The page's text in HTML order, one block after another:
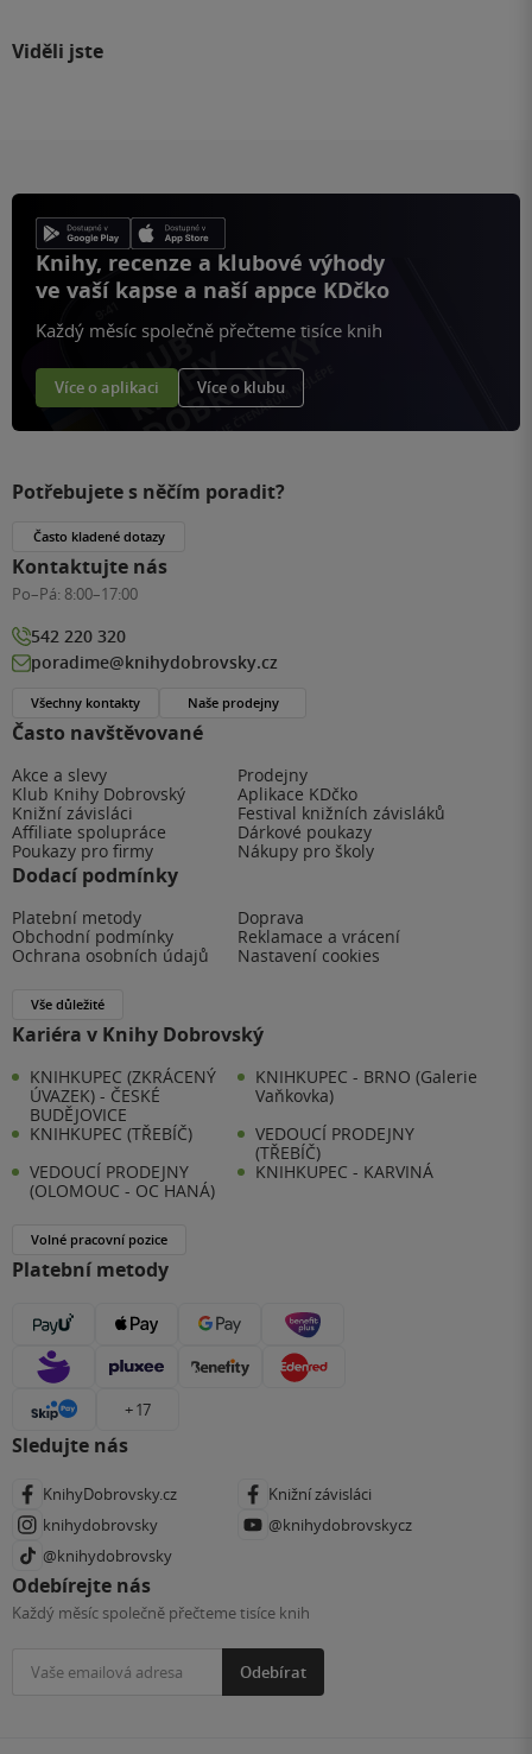
Viděli jste
Knihy, recenze a klubové výhody
ve vaší kapse a naší appce KDčko
Každý měsíc společně přečteme tisíce knih
Více o aplikaci Více o klubu
Často navštěvované
Akce a slevy
Prodejny
Klub Knihy Dobrovský
Aplikace KDčko
Knižní závisláci
Festival knižních závisláků
Affiliate spolupráce
Dárkové poukazy
Poukazy pro firmy
Nákupy pro školy
Dodací podmínky
Platební metody
Doprava
Obchodní podmínky
Reklamace a vrácení
Ochrana osobních údajů
Nastavení cookies
Vše důležité
Kariéra v Knihy Dobrovský
KNIHKUPEC (ZKRÁCENÝ
ÚVAZEK) - ČESKÉ
BUDĚJOVICE
KNIHKUPEC - BRNO (Galerie
Vaňkovka)
KNIHKUPEC (TŘEBÍČ)
VEDOUCÍ PRODEJNY
(TŘEBÍČ)
VEDOUCÍ PRODEJNY
(OLOMOUC - OC HANÁ)
KNIHKUPEC - KARVINÁ
Volné pracovní pozice
Platební metody
+ 17
Sledujte nás
KnihyDobrovsky.cz
Knižní závisláci
knihydobrovsky
@knihydobrovskycz
@knihydobrovsky
Odebírejte nás
Každý měsíc společně přečteme tisíce knih
Odebírat
Potřebujete s něčím poradit?
Často kladené dotazy
Kontaktujte nás
Po–Pá: 8:00–17:00
542 220 320
poradime@knihydobrovsky.cz
Všechny kontakty Naše prodejny